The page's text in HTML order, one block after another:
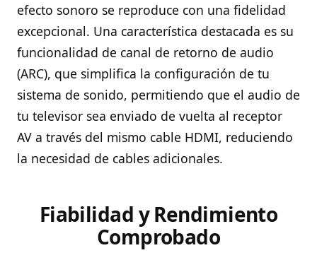
efecto sonoro se reproduce con una fidelidad
excepcional. Una característica destacada es su
funcionalidad de canal de retorno de audio
(ARC), que simplifica la configuración de tu
sistema de sonido, permitiendo que el audio de
tu televisor sea enviado de vuelta al receptor
AV a través del mismo cable HDMI, reduciendo
la necesidad de cables adicionales.
Fiabilidad y Rendimiento
Comprobado